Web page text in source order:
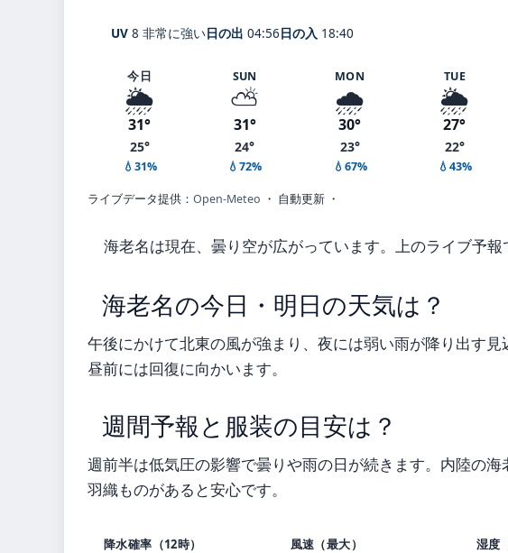
UV 8 非常に強い日の出 04:56日の入 18:40
今日
🌦️
31°
25°
💧31%
SUN
⛅
31°
24°
💧72%
MON
🌧️
30°
23°
💧67%
TUE
🌦️
27°
22°
💧43%
ライブデータ提供： Open-Meteo ・ 自動更新 ・
海老名は現在、曇り空が広がっています。上のライブ予報
海老名の今日・明日の天気は？
午後にかけて北東の風が強まり、夜には弱い雨が降り出す見
昼前には回復に向かいます。
週間予報と服装の目安は？
週前半は低気圧の影響で曇りや雨の日が続きます。内陸の海
羽織ものがあると安心です。
降水確率（12時） 風速（最大） 湿度